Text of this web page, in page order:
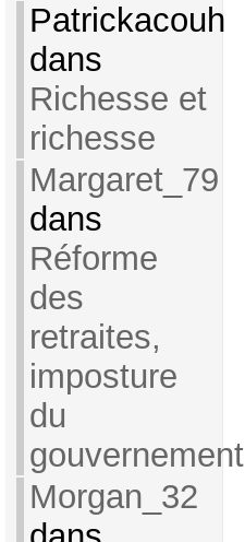
Patrickacouh
dans
Richesse et
richesse
Margaret_79
dans
Réforme
des
retraites,
imposture
du
gouvernement
Morgan_32